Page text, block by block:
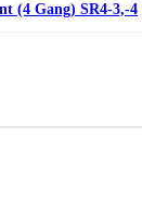
(4 Gang) SR4-3,-4